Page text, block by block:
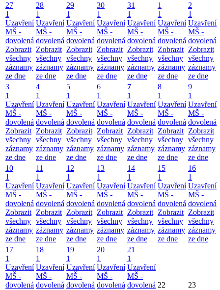
27
1
Uzavření
MŠ -
dovolená
Zobrazit
všechny
záznamy
ze dne
28
1
Uzavření
MŠ -
dovolená
Zobrazit
všechny
záznamy
ze dne
29
1
Uzavření
MŠ -
dovolená
Zobrazit
všechny
záznamy
ze dne
30
1
Uzavření
MŠ -
dovolená
Zobrazit
všechny
záznamy
ze dne
31
1
Uzavření
MŠ -
dovolená
Zobrazit
všechny
záznamy
ze dne
1
1
Uzavření
MŠ -
dovolená
Zobrazit
všechny
záznamy
ze dne
2
1
Uzavření
MŠ -
dovolená
Zobrazit
všechny
záznamy
ze dne
3
1
Uzavření
MŠ -
dovolená
Zobrazit
všechny
záznamy
ze dne
4
1
Uzavření
MŠ -
dovolená
Zobrazit
všechny
záznamy
ze dne
5
1
Uzavření
MŠ -
dovolená
Zobrazit
všechny
záznamy
ze dne
6
1
Uzavření
MŠ -
dovolená
Zobrazit
všechny
záznamy
ze dne
7
1
Uzavření
MŠ -
dovolená
Zobrazit
všechny
záznamy
ze dne
8
1
Uzavření
MŠ -
dovolená
Zobrazit
všechny
záznamy
ze dne
9
1
Uzavření
MŠ -
dovolená
Zobrazit
všechny
záznamy
ze dne
10
1
Uzavření
MŠ -
dovolená
Zobrazit
všechny
záznamy
ze dne
11
1
Uzavření
MŠ -
dovolená
Zobrazit
všechny
záznamy
ze dne
12
1
Uzavření
MŠ -
dovolená
Zobrazit
všechny
záznamy
ze dne
13
1
Uzavření
MŠ -
dovolená
Zobrazit
všechny
záznamy
ze dne
14
1
Uzavření
MŠ -
dovolená
Zobrazit
všechny
záznamy
ze dne
15
1
Uzavření
MŠ -
dovolená
Zobrazit
všechny
záznamy
ze dne
16
1
Uzavření
MŠ -
dovolená
Zobrazit
všechny
záznamy
ze dne
17
1
Uzavření
MŠ -
dovolená
18
1
Uzavření
MŠ -
dovolená
19
1
Uzavření
MŠ -
dovolená
20
1
Uzavření
MŠ -
dovolená
21
1
Uzavření
MŠ -
dovolená 22 23